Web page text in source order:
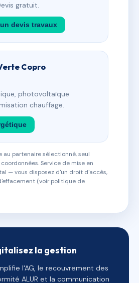
gratuit.
un devis travaux
Copro
photovoltaïque
chauffage.
au partenaire sélectionné, seul
Service de mise en
— vous disposez d'un droit d'accès,
(voir politique de
la gestion
l'AG, le recouvrement des
ALUR et la communication